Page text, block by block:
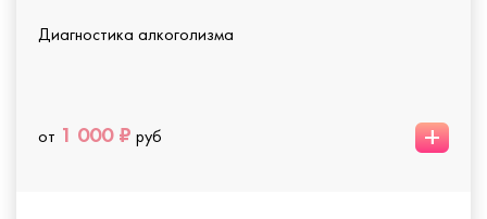
Диагностика алкоголизма
от 1 000 ₽ руб +